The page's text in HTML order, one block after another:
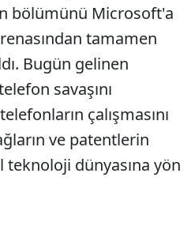
bölümünü Microsoft'a
tamamen
Bugün gelinen
savaşını
çalışmasını
ve patentlerin
dünyasına yön